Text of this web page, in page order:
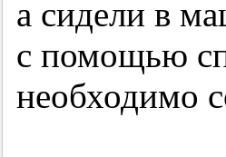
а сидели в
с помощью
необходимо